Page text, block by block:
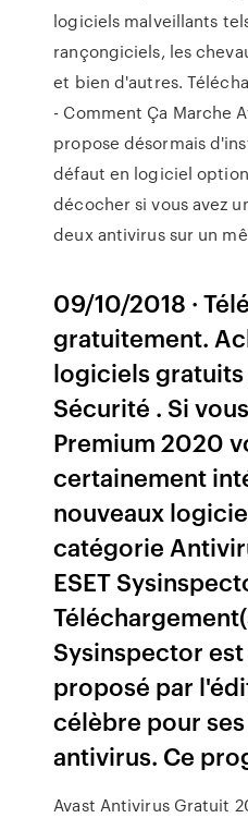
logiciels malveillants
rançongiciels, les
et bien d'autres.
- Comment Ça Marche
propose désormais
défaut en logiciel
décocher si vous avez
deux antivirus sur un
09/10/2018 ·
gratuitement.
logiciels
Sécurité . Si
Premium 2020
certainement
nouveaux
catégorie
ESET
Sysinspector
proposé par
célèbre pour
antivirus. Ce
Avast Antivirus Gratuit